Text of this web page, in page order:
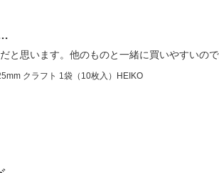
と思います。他のものと一緒に買いやすいので
クラフト 1袋（10枚入）HEIKO